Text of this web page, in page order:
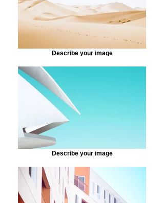
Describe your image
Describe your image